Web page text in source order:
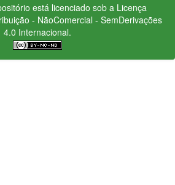
está licenciado sob a Licença
- NãoComercial - SemDerivações
4.0 Internacional.